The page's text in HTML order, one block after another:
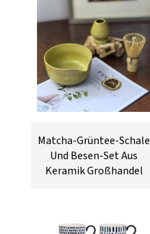
Matcha-Grüntee-Schale
Und Besen-Set Aus
Keramik Großhandel